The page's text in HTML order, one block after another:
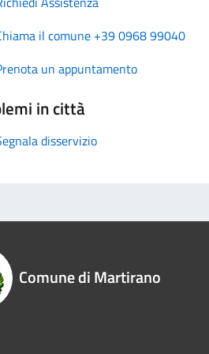
il comune +39 0968 99040
un appuntamento
in città
disservizio
Comune di Martirano